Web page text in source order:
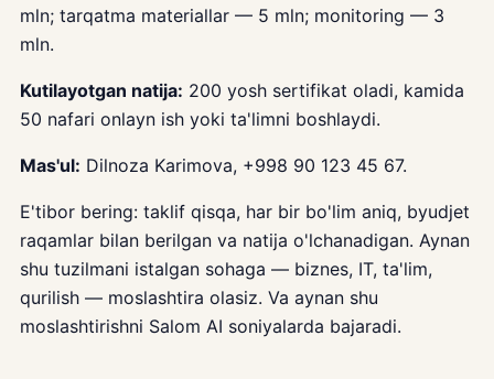
mln; tarqatma materiallar — 5 mln; monitoring — 3
mln.
Kutilayotgan natija: 200 yosh sertifikat oladi, kamida
50 nafari onlayn ish yoki ta'limni boshlaydi.
Mas'ul: Dilnoza Karimova, +998 90 123 45 67.
E'tibor bering: taklif qisqa, har bir bo'lim aniq, byudjet
raqamlar bilan berilgan va natija o'lchanadigan. Aynan
shu tuzilmani istalgan sohaga — biznes, IT, ta'lim,
qurilish — moslashtira olasiz. Va aynan shu
moslashtirishni Salom AI soniyalarda bajaradi.